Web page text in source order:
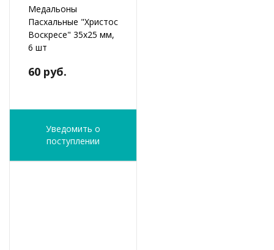
Медальоны
Пасхальные "Христос
Воскресе" 35х25 мм,
6 шт
60 руб.
Уведомить о
поступлении